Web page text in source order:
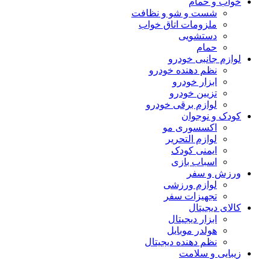
شست و شو و نظافت
ملزومات اتاق خواب
دستشویی
حمام
لوازم جانبی خودرو
نظم دهنده خودرو
ابزار خودرو
تزیین خودرو
لوازم برقی خودرو
کودک و نوجوان
اکسسوری مو
لوازم التحریر
ایمنی کودک
اسباب بازی
ورزش و سفر
لوازم ورزشی
تجهیزات سفر
کالای دیجیتال
ابزار دیجیتال
هولدر موبایل
نظم دهنده دیجیتال
زیبایی و سلامت